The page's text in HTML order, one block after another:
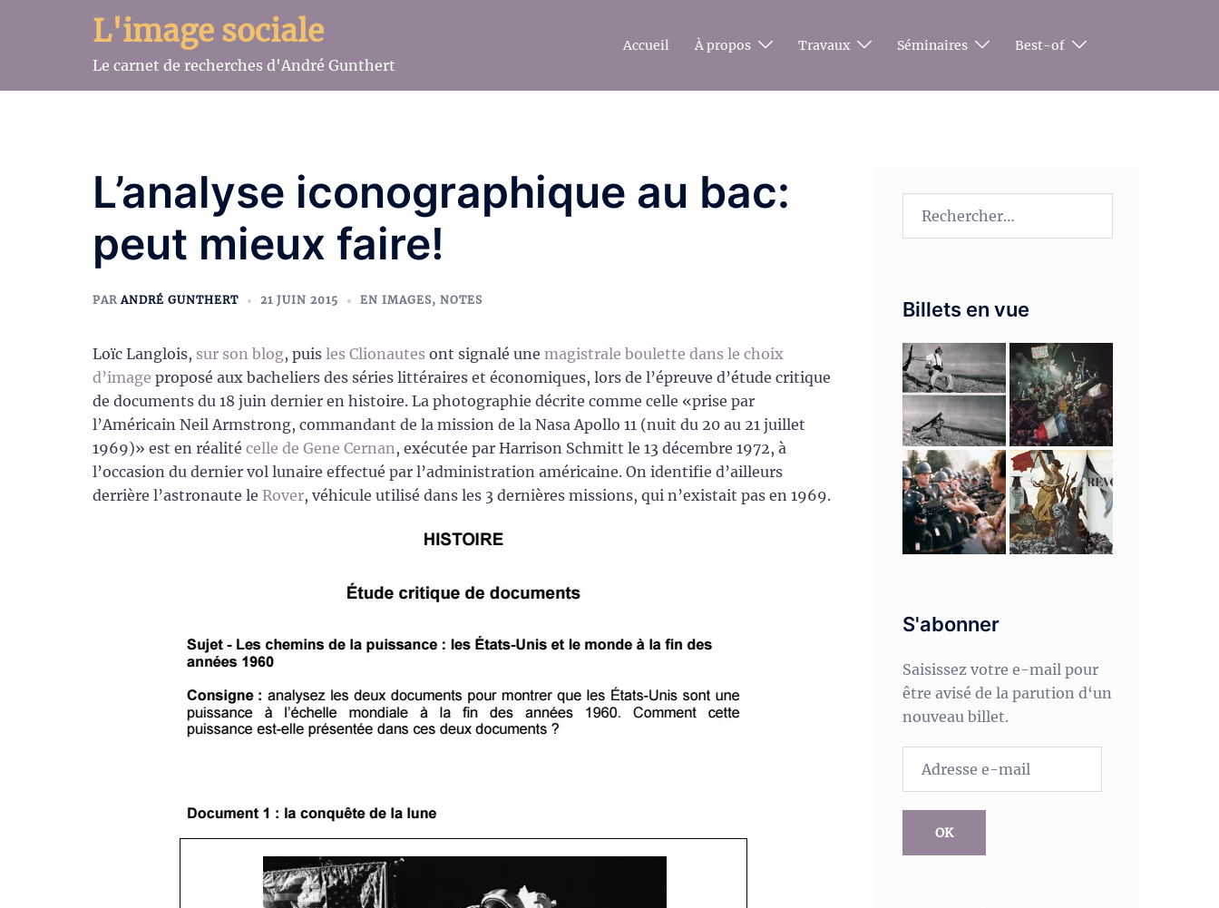
L'image sociale
Le carnet de recherches d'André Gunthert
Accueil À propos Travaux Séminaires Best-of
L’analyse iconographique au bac:
peut mieux faire!
PARANDRÉ GUNTHERT 21 JUIN 2015 EN IMAGES, NOTES
Loïc Langlois, sur son blog, puis les Clionautes ont signalé une magistrale boulette dans le choix
d’image proposé aux bacheliers des séries littéraires et économiques, lors de l’épreuve d’étude critique
de documents du 18 juin dernier en histoire. La photographie décrite comme celle «prise par
l’Américain Neil Armstrong, commandant de la mission de la Nasa Apollo 11 (nuit du 20 au 21 juillet
1969)» est en réalité celle de Gene Cernan, exécutée par Harrison Schmitt le 13 décembre 1972, à
l’occasion du dernier vol lunaire effectué par l’administration américaine. On identifie d’ailleurs
derrière l’astronaute le Rover, véhicule utilisé dans les 3 dernières missions, qui n’existait pas en 1969.
Billets en vue
S'abonner
Saisissez votre e-mail pour
être avisé de la parution d‘un
nouveau billet.
OK